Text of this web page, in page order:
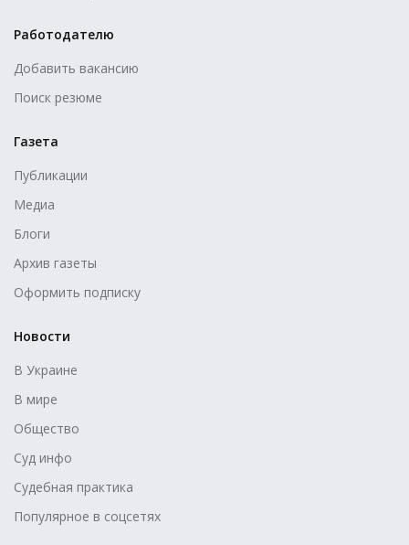
Работодателю
Добавить вакансию
Поиск резюме
Газета
Публикации
Медиа
Блоги
Архив газеты
Оформить подписку
Новости
В Украине
В мире
Общество
Суд инфо
Судебная практика
Популярное в соцсетях